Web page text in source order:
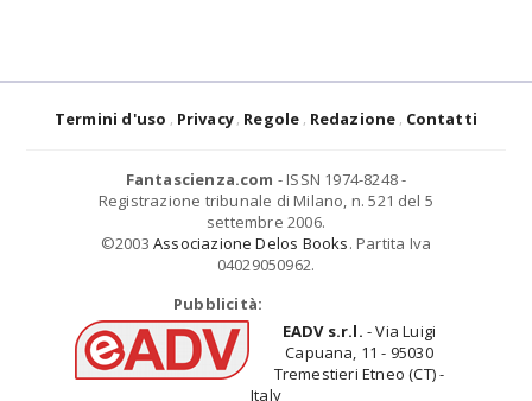
Termini d'uso Privacy Regole Redazione Contatti
Fantascienza.com - ISSN 1974-8248 -
Registrazione tribunale di Milano, n. 521 del 5
settembre 2006.
©2003 Associazione Delos Books. Partita Iva
04029050962.
Pubblicità:
EADV s.r.l. - Via Luigi
Capuana, 11 - 95030
Tremestieri Etneo (CT) -
Italy